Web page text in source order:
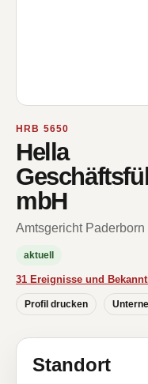
HRB 5650
Hella
mbH
Amtsgericht Paderborn
aktuell
31 Ereignisse und
Profil drucken
Standort